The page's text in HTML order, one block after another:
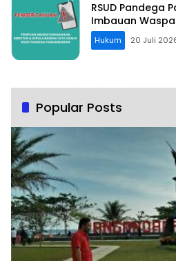
RSUD Pandega
Imbauan
Hukum 20 Juli
Popular Posts